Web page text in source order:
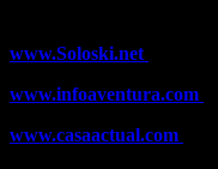
www.Soloski.net
www.infoaventura.com
www.casaactual.com